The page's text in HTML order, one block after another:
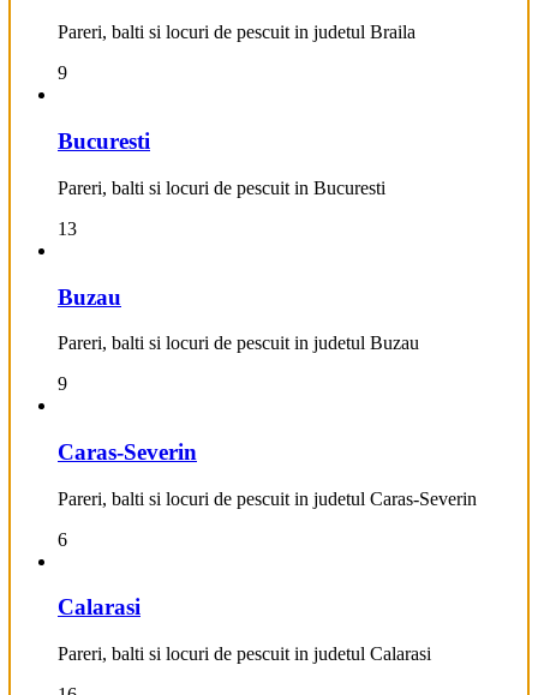
Pareri, balti si locuri de pescuit in judetul Braila
9
Bucuresti
Pareri, balti si locuri de pescuit in Bucuresti
13
Buzau
Pareri, balti si locuri de pescuit in judetul Buzau
9
Caras-Severin
Pareri, balti si locuri de pescuit in judetul Caras-Severin
6
Calarasi
Pareri, balti si locuri de pescuit in judetul Calarasi